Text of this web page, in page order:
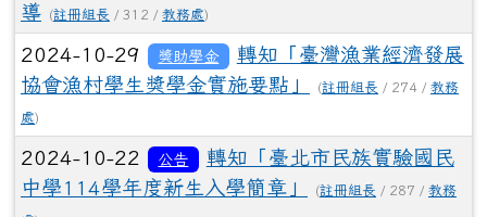
導
(註冊組長 / 312 / 教務處)
2024-10-29 獎助學金
轉知「臺灣漁業經濟發展
協會漁村學生獎學金實施要點」
(註冊組長 / 274 / 教務
處)
2024-10-22 公告
轉知「臺北市民族實驗國民
中學114學年度新生入學簡章」
(註冊組長 / 287 / 教務